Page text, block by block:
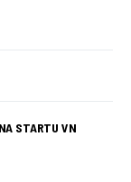
STARTU VN